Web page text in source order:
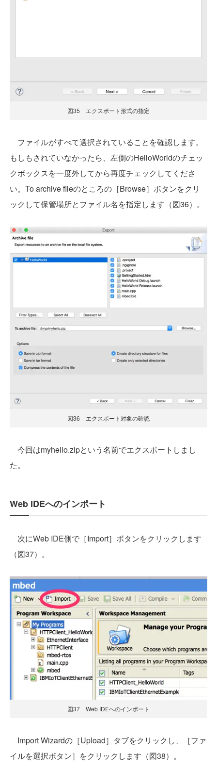
図35 エクスポート形式の指定
ファイルがすべて選択されていることを確認します。
もしもされていなかったら、左側のHelloWorldのチェッ
クボックスを一度外してから再度チェックしてくださ
い。To archive fileのところの［Browse］ボタンをクリ
ックして保管場所とファイル名を指定します（図36）。
図36 エクスポート対象の確認
今回はmyhello.zipという名前でエクスポートしまし
た。
Web IDEへのインポート
次にWeb IDE側で［Import］ボタンをクリックします
（図37）。
図37 Web IDEへのインポート
Import Wizardの［Upload］タブをクリックし、［ファ
イルを選択ボタン］をクリックします（図38）。